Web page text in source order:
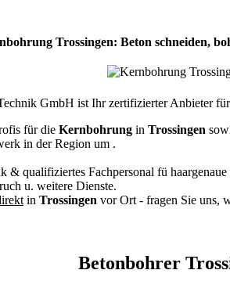
Trossingen: Beton schneiden,
GmbH ist Ihr zertifizierter Anbieter
für die Kernbohrung in Trossingen
in der Region um .
& qualifiziertes Fachpersonal fü
u. weitere Dienste.
in Trossingen vor Ort - fragen Sie uns,
Betonbohrer